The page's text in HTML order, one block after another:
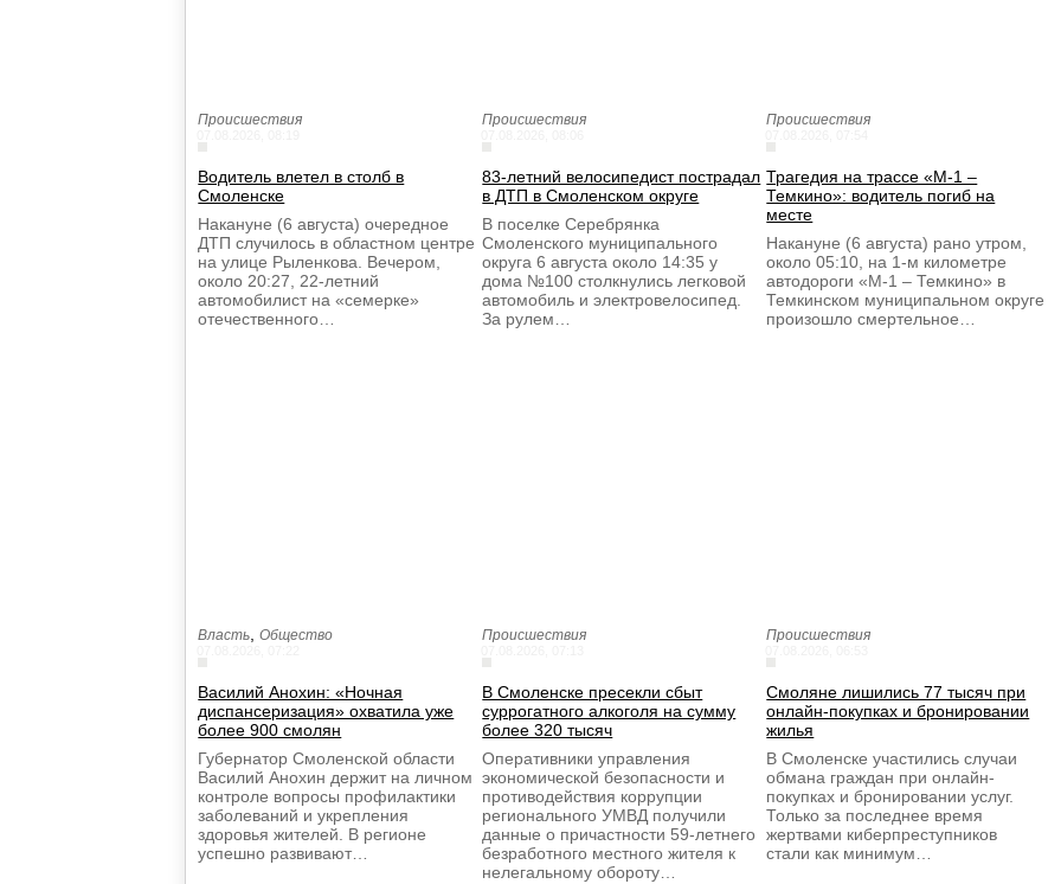
Происшествия
Водитель влетел в столб в
Смоленске
Накануне (6 августа) очередное
ДТП случилось в областном центре
на улице Рыленкова. Вечером,
около 20:27, 22-летний
автомобилист на «семерке»
отечественного…
Происшествия
83-летний велосипедист пострадал
в ДТП в Смоленском округе
В поселке Серебрянка
Смоленского муниципального
округа 6 августа около 14:35 у
дома №100 столкнулись легковой
автомобиль и электровелосипед.
За рулем…
Происшествия
Трагедия на трассе «М-1 –
Темкино»: водитель погиб на
месте
Накануне (6 августа) рано утром,
около 05:10, на 1-м километре
автодороги «М-1 – Темкино» в
Темкинском муниципальном округе
произошло смертельное…
Власть ,Общество
Василий Анохин: «Ночная
диспансеризация» охватила уже
более 900 смолян
Губернатор Смоленской области
Василий Анохин держит на личном
контроле вопросы профилактики
заболеваний и укрепления
здоровья жителей. В регионе
успешно развивают…
Происшествия
В Смоленске пресекли сбыт
суррогатного алкоголя на сумму
более 320 тысяч
Оперативники управления
экономической безопасности и
противодействия коррупции
регионального УМВД получили
данные о причастности 59-летнего
безработного местного жителя к
нелегальному обороту…
Происшествия
Смоляне лишились 77 тысяч при
онлайн-покупках и бронировании
жилья
В Смоленске участились случаи
обмана граждан при онлайн-
покупках и бронировании услуг.
Только за последнее время
жертвами киберпреступников
стали как минимум…